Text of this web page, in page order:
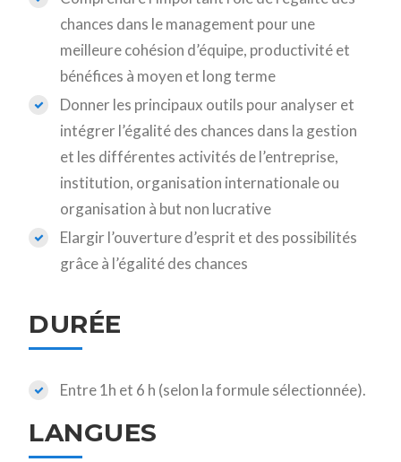
chances dans le management pour une
meilleure cohésion d’équipe, productivité et
bénéfices à moyen et long terme
Donner les principaux outils pour analyser et
intégrer l’égalité des chances dans la gestion
et les différentes activités de l’entreprise,
institution, organisation internationale ou
organisation à but non lucrative
Elargir l’ouverture d’esprit et des possibilités
grâce à l’égalité des chances
DURÉE
Entre 1h et 6 h (selon la formule sélectionnée).
LANGUES